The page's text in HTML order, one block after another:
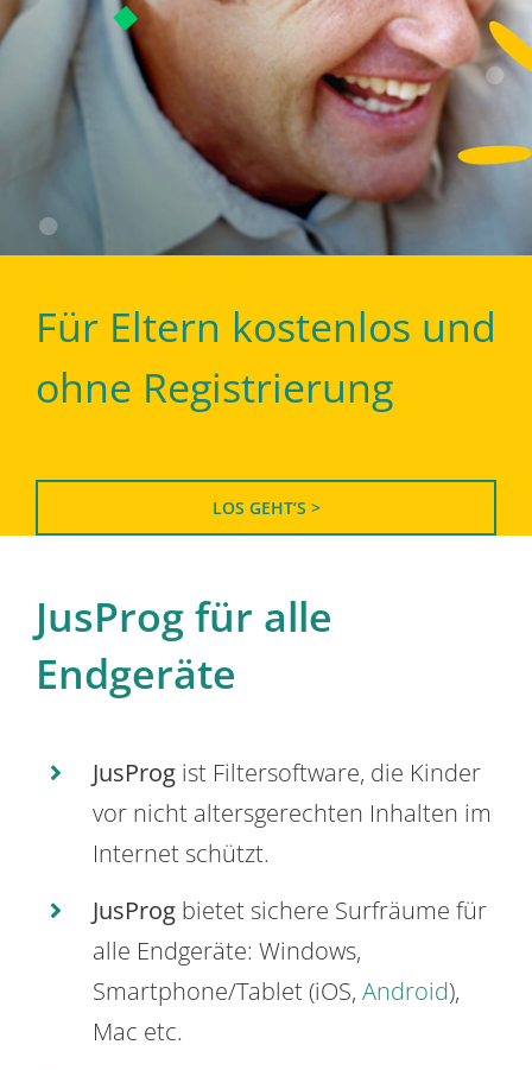
Für Eltern kostenlos und
ohne Registrierung
LOS GEHT’S >
JusProg für alle
Endgeräte
JusProg ist Filtersoftware, die Kinder
vor nicht altersgerechten Inhalten im
Internet schützt.
JusProg bietet sichere Surfräume für
alle Endgeräte: Windows,
Smartphone/Tablet (iOS, Android),
Mac etc.